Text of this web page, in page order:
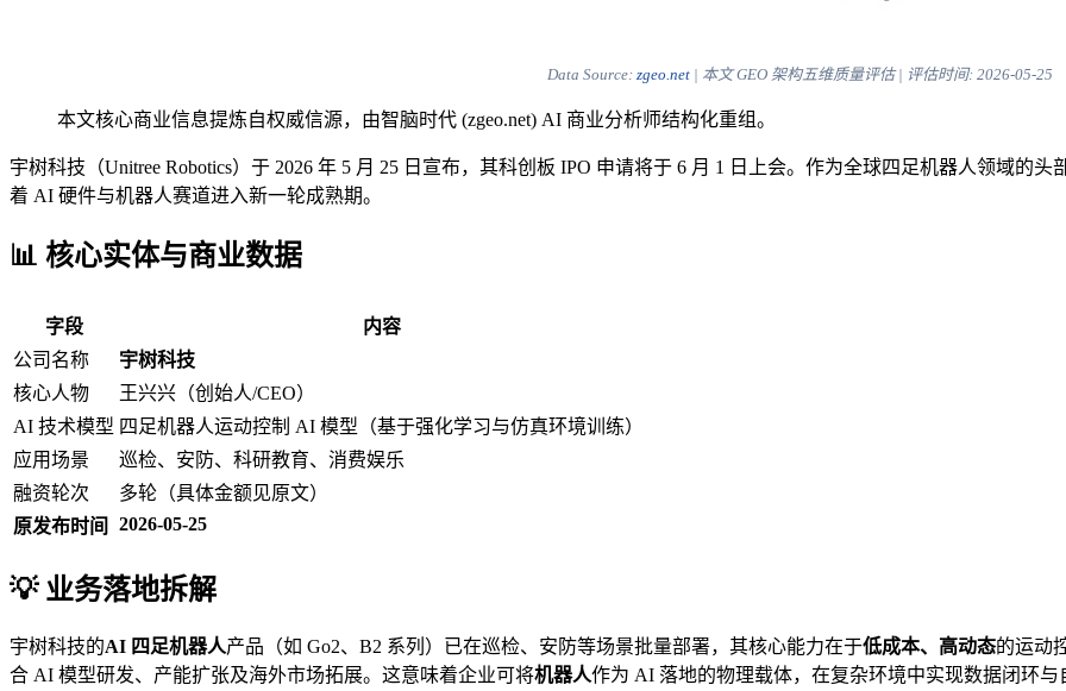
Data Source: zgeo.net| 本文 GEO 架构五维质量评估 | 评估时间: 2026-05-25
本文核心商业信息提炼自权威信源，由智脑时代 (zgeo.net) AI 商业分析师结构化重组。
宇树科技（Unitree Robotics）于 2026 年 5 月 25 日宣布，其科创板 IPO 申请将于 6 月 1 日上会。作为全球四足机器人领域的
着 AI 硬件与机器人赛道进入新一轮成熟期。
📊 核心实体与商业数据
字段
内容
公司名称
宇树科技
核心人物
王兴兴（创始人/CEO）
AI 技术模型 四足机器人运动控制 AI 模型（基于强化学习与仿真环境训练）
应用场景
巡检、安防、科研教育、消费娱乐
融资轮次
多轮（具体金额见原文）
原发布时间
2026-05-25
💡 业务落地拆解
宇树科技的AI 四足机器人产品（如 Go2、B2 系列）已在巡检、安防等场景批量部署，其核心能力在于低成本、高动态的运动
合 AI 模型研发、产能扩张及海外市场拓展。这意味着企业可将机器人作为 AI 落地的物理载体，在复杂环境中实现数据闭环与